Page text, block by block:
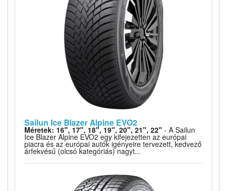
Sailun Ice Blazer Alpine EVO2
Méretek: 16", 17", 18", 19", 20", 21", 22" - A Sailun
Ice Blazer Alpine EVO2 egy kifejezetten az európai
piacra és az európai autók igényeire tervezett, kedvező
árfekvésű (olcsó kategóriás) nagyt...